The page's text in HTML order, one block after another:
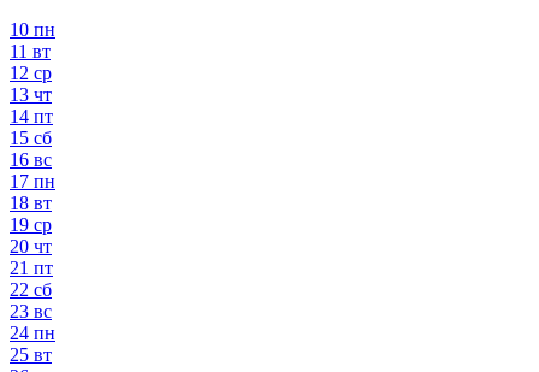
10 пн
11 вт
12 ср
13 чт
14 пт
15 сб
16 вс
17 пн
18 вт
19 ср
20 чт
21 пт
22 сб
23 вс
24 пн
25 вт